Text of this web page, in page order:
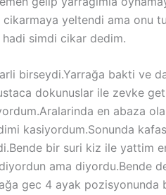
yeltendi ama onu
simdi cikar dedim.
birseydi.Yarrağa bakti ve
dokunuslar ile zevke
en abaza
kasiyordum.Sonunda
bir suri kiz ile yattim
ama diyordu.Bende
gec 4 ayak